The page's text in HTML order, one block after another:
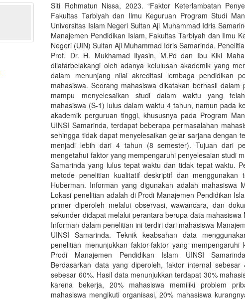
Siti Rohmatun Nissa, 2023. “Faktor Keterlambatan
Fakultas Tarbiyah dan Ilmu Keguruan Program Studi
Universitas Islam Negeri Sultan Aji Muhammad Idris
Manajemen Pendidikan Islam, Fakultas Tarbiyah dan Ilmu
Negeri (UIN) Sultan Aji Muhammad Idris Samarinda.
Prof. Dr. H. Mukhamad Ilyasin, M.Pd dan Ibu Kiki
dilatarbelakangi oleh adanya kelulusan akademik yang
dalam menunjang nilai akreditasi lembaga pendidikan
mahasiswa. Seorang mahasiswa dikatakan berhasil dalam
mampu menyelesaikan studi dalam waktu yang
mahasiswa (S-1) lulus dalam waktu 4 tahun, namun pada
akademik perguruan tinggi, khususnya pada Program
UINSI Samarinda, terdapat beberapa permasalahan
sehingga tidak dapat menyelesaikan gelar sarjana dengan
menjadi lebih dari 4 tahun (8 semester). Tujuan dari
mengetahui faktor yang mempengaruhi penyelesaian studi
Samarinda yang lulus tepat waktu dan tidak tepat waktu.
metode penelitian kualitatif deskriptif dan menggunakan
Huberman. Informan yang digunakan adalah mahasiswa
Lokasi penelitian adalah di Prodi Manajemen Pendidikan
primer diperoleh melalui observasi, wawancara, dan
sekunder didapat melalui perantara berupa data mahasiswa
Informan dalam penelitian ini terdiri dari mahasiswa
UINSI Samarinda. Teknik keabsahan data
penelitian menunjukkan faktor-faktor yang mempengaruhi
Prodi Manajemen Pendidikan Islam UINSI
Berdasarkan data yang diperoleh, faktor internal sebesar
sebesar 60%. Hasil data menunjukkan terdapat 30%
karena bekerja, 20% mahasiswa memiliki problem
mahasiswa mengikuti organisasi, 20% mahasiswa